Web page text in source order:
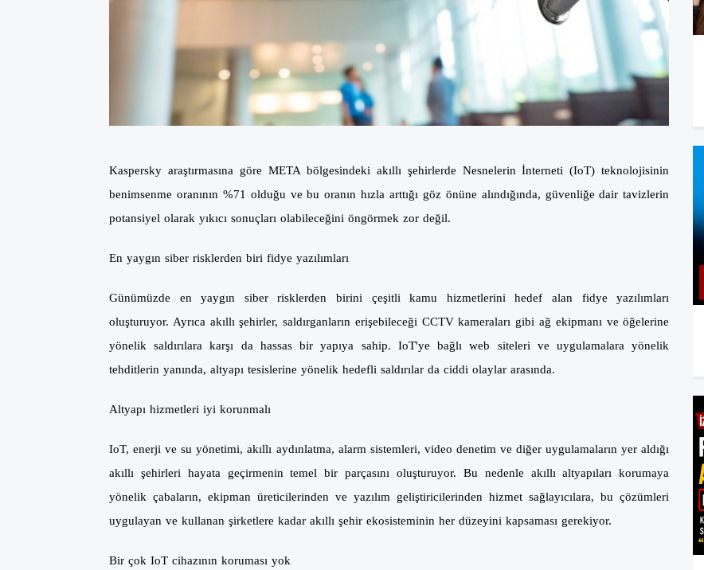
Kaspersky araştırmasına göre META bölgesindeki akıllı şehirlerde Nesnelerin İnterneti (IoT) teknolojisinin
benimsenme oranının %71 olduğu ve bu oranın hızla arttığı göz önüne alındığında, güvenliğe dair tavizlerin
potansiyel olarak yıkıcı sonuçları olabileceğini öngörmek zor değil.
En yaygın siber risklerden biri fidye yazılımları
Günümüzde en yaygın siber risklerden birini çeşitli kamu hizmetlerini hedef alan fidye yazılımları
oluşturuyor. Ayrıca akıllı şehirler, saldırganların erişebileceği CCTV kameraları gibi ağ ekipmanı ve öğelerine
yönelik saldırılara karşı da hassas bir yapıya sahip. IoT'ye bağlı web siteleri ve uygulamalara yönelik
tehditlerin yanında, altyapı tesislerine yönelik hedefli saldırılar da ciddi olaylar arasında.
Altyapı hizmetleri iyi korunmalı
IoT, enerji ve su yönetimi, akıllı aydınlatma, alarm sistemleri, video denetim ve diğer uygulamaların yer aldığı
akıllı şehirleri hayata geçirmenin temel bir parçasını oluşturuyor. Bu nedenle akıllı altyapıları korumaya
yönelik çabaların, ekipman üreticilerinden ve yazılım geliştiricilerinden hizmet sağlayıcılara, bu çözümleri
uygulayan ve kullanan şirketlere kadar akıllı şehir ekosisteminin her düzeyini kapsaması gerekiyor.
Bir çok IoT cihazının koruması yok